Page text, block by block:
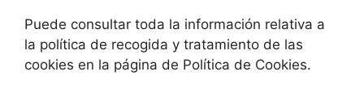
Puede consultar toda la información relativa a
la política de recogida y tratamiento de las
cookies en la página de Política de Cookies.